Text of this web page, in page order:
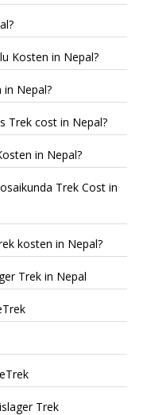
Kosten in Nepal?
in Nepal?
Trek cost in Nepal?
in Nepal?
Trek Cost in
kosten in Nepal?
Trek in Nepal
Trek